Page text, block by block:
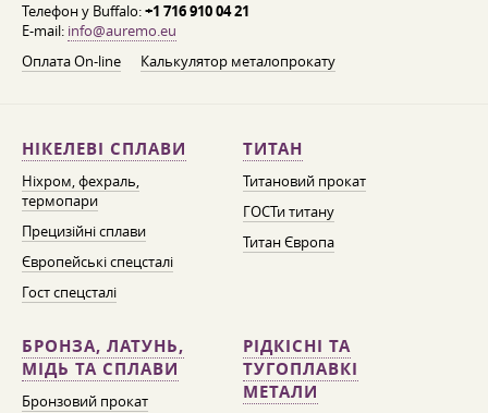
Телефон у Buffalo:+1 716 910 04 21
E-mail: info@auremo.eu
Оплата On-line
Калькулятор металопрокату
НІКЕЛЕВІ СПЛАВИ
Ніхром, фехраль,
термопари
Прецизійні сплави
Європейські спецсталі
Гост спецсталі
ТИТАН
Титановий прокат
ГОСТи титану
Титан Європа
БРОНЗА, ЛАТУНЬ,
МІДЬ ТА СПЛАВИ
Бронзовий прокат
РІДКІСНІ ТА
ТУГОПЛАВКІ
МЕТАЛИ